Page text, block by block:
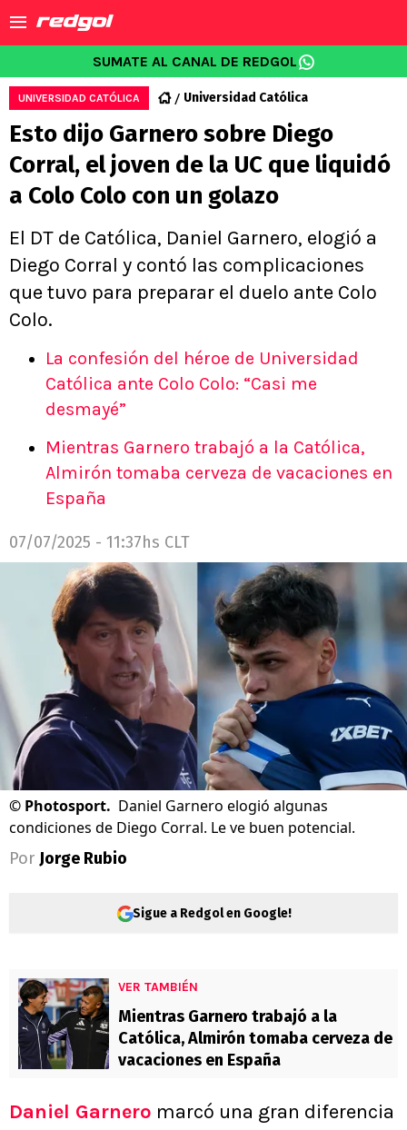
SUMATE AL CANAL DE REDGOL
UNIVERSIDAD CATÓLICA Universidad Católica
Esto dijo Garnero sobre Diego
Corral, el joven de la UC que liquidó
a Colo Colo con un golazo
El DT de Católica, Daniel Garnero, elogió a
Diego Corral y contó las complicaciones
que tuvo para preparar el duelo ante Colo
Colo.
La confesión del héroe de Universidad
Católica ante Colo Colo: “Casi me
desmayé”
Mientras Garnero trabajó a la Católica,
Almirón tomaba cerveza de vacaciones en
España
07/07/2025 - 11:37hs CLT
© Photosport. Daniel Garnero elogió algunas
condiciones de Diego Corral. Le ve buen potencial.
Por Jorge Rubio
Sigue a Redgol en Google!
VER TAMBIÉN
Mientras Garnero trabajó a la
Católica, Almirón tomaba cerveza de
vacaciones en España
Daniel Garnero marcó una gran diferencia